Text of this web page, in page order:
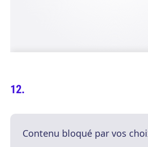
Contenu bloqué par vos